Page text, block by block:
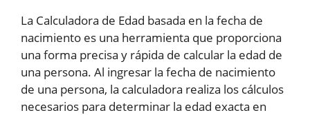
La Calculadora de Edad basada en la fecha de
nacimiento es una herramienta que proporciona
una forma precisa y rápida de calcular la edad de
una persona. Al ingresar la fecha de nacimiento
de una persona, la calculadora realiza los cálculos
necesarios para determinar la edad exacta en